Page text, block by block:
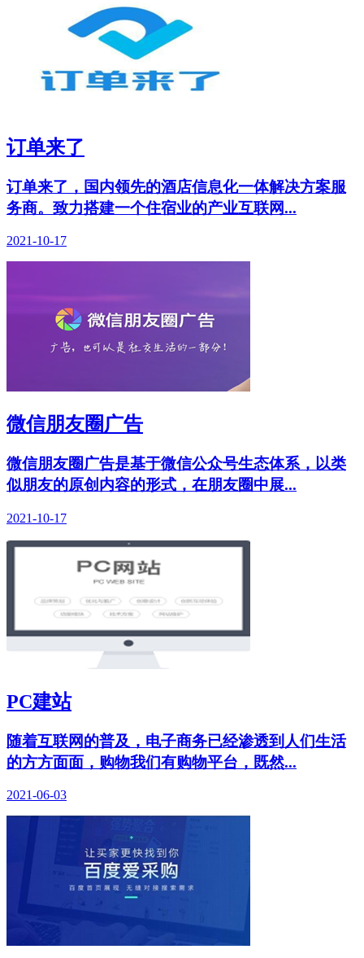
订单来了
订单来了，国内领先的酒店信息化一体解决方案服
务商。致力搭建一个住宿业的产业互联网...
2021-10-17
微信朋友圈广告
微信朋友圈广告是基于微信公众号生态体系，以类
似朋友的原创内容的形式，在朋友圈中展...
2021-10-17
PC建站
随着互联网的普及，电子商务已经渗透到人们生活
的方方面面，购物我们有购物平台，既然...
2021-06-03